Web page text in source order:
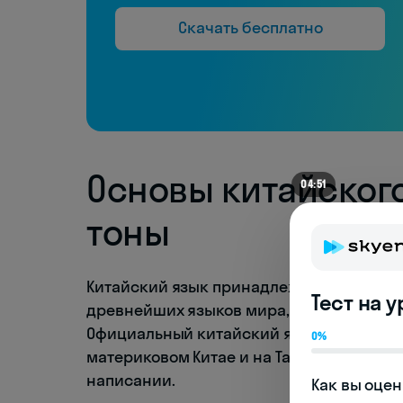
Скачать бесплатно
Основы
тоны
Китайский язык принадлежит к сино-
древнейших языков мира,
Официальный китайский язык —
материковом Китае и на Тайване с
написании.
04:51
Тест на
0%
Как вы